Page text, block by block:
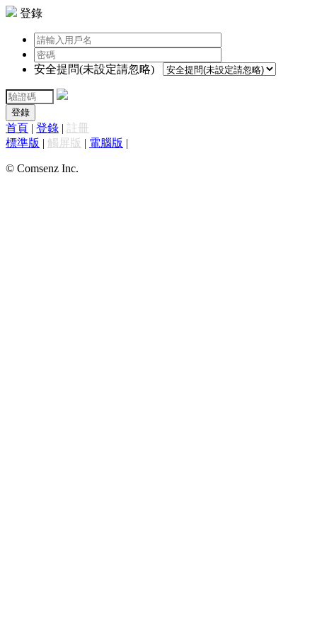
登錄
安全提問(未設定請忽略)
登錄
首頁 | 登錄 | 註冊
標準版 | 觸屏版 | 電腦版 |
© Comsenz Inc.